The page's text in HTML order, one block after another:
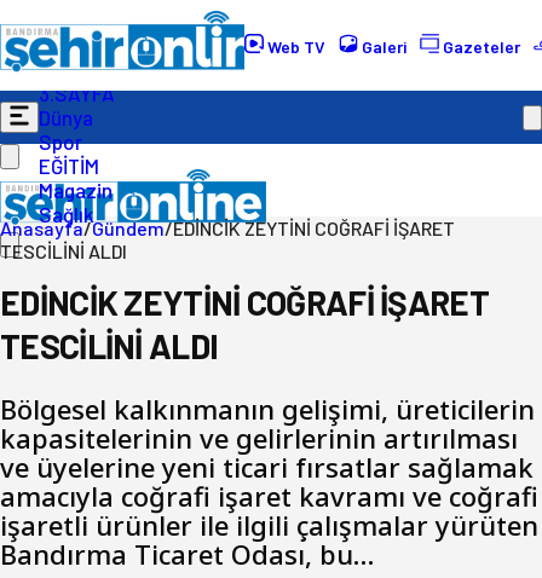
Web TV Galeri Gazeteler
Gündem
Ekonomi
Politika
3.SAYFA
Dünya
Spor
EĞİTİM
Magazin
Sağlık
Anasayfa/Gündem/EDİNCİK ZEYTİNİ COĞRAFİ İŞARET
TESCİLİNİ ALDI
EDİNCİK ZEYTİNİ COĞRAFİ İŞARET
TESCİLİNİ ALDI
Bölgesel kalkınmanın gelişimi, üreticilerin
kapasitelerinin ve gelirlerinin artırılması
ve üyelerine yeni ticari fırsatlar sağlamak
amacıyla coğrafi işaret kavramı ve coğrafi
işaretli ürünler ile ilgili çalışmalar yürüten
Bandırma Ticaret Odası, bu…